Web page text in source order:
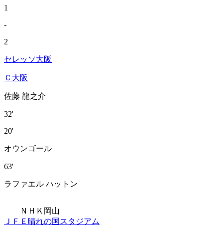
1
-
2
セレッソ大阪
Ｃ大阪
佐藤 龍之介
32'
20'
オウンゴール
63'
ラファエル ハットン
ＮＨＫ岡山
ＪＦＥ晴れの国スタジアム